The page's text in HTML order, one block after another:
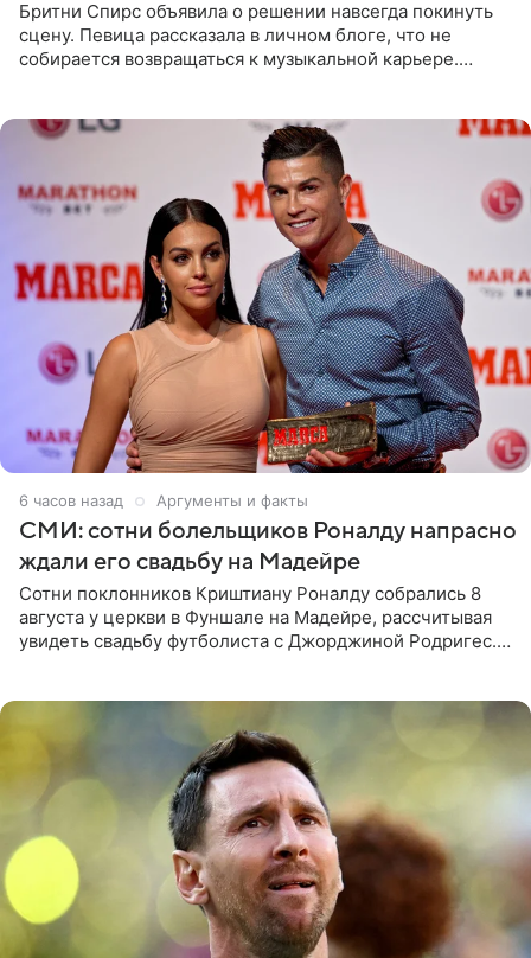
Бритни Спирс объявила о решении навсегда покинуть
сцену. Певица рассказала в личном блоге, что не
собирается возвращаться к музыкальной карьере.
6 часов назад Аргументы и факты
СМИ: сотни болельщиков Роналду напрасно
ждали его свадьбу на Мадейре
Сотни поклонников Криштиану Роналду собрались 8
августа у церкви в Фуншале на Мадейре, рассчитывая
увидеть свадьбу футболиста с Джорджиной Родригес.